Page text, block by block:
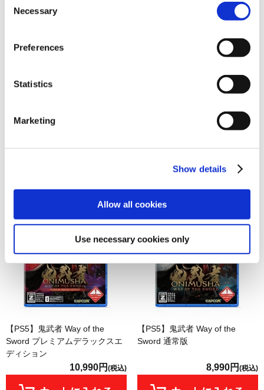
Selection
Necessary
Preferences
Statistics
Marketing
Show details
Allow all cookies
Use necessary cookies only
【PS5】鬼武者 Way of the
【PS5】鬼武者 Way of the
Sword Art & Music Collection 通
16,690円
【PS5】鬼武者 Way of the
Sword プレミアムデラックスエ
ディション
10,990円 (税込)
【PS5】鬼武者 Way of the
Sword 通常版
8,990円 (税込)